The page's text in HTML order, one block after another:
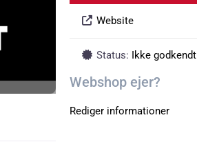
Website
Status: Ikke godkendt
Webshop ejer?
Rediger informationer